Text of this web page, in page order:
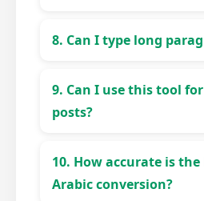
completely online from
8. Can I type long
English text into Arabic.
9. Can I use this tool
posts?
directly on Facebook,
or any platform.
10. How accurate is
Arabic conversion?